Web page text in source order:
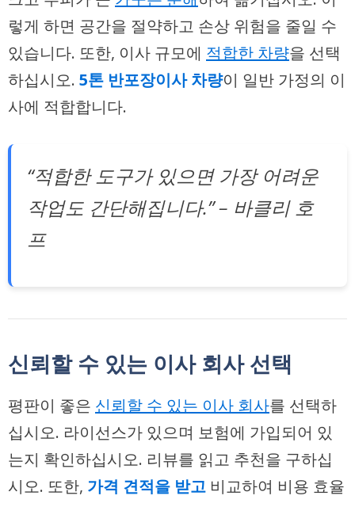
렇게 하면 공간을 절약하고 손상 위험을 줄일 수
있습니다. 또한, 이사 규모에 적합한 차량을 선택
하십시오. 5톤 반포장이사 차량이 일반 가정의 이
사에 적합합니다.
“적합한 도구가 있으면 가장 어려운
작업도 간단해집니다.” – 바클리 호
프
신뢰할 수 있는 이사 회사 선택
평판이 좋은 신뢰할 수 있는 이사 회사를 선택하
십시오. 라이선스가 있으며 보험에 가입되어 있
는지 확인하십시오. 리뷰를 읽고 추천을 구하십
시오. 또한, 가격 견적을 받고 비교하여 비용 효율